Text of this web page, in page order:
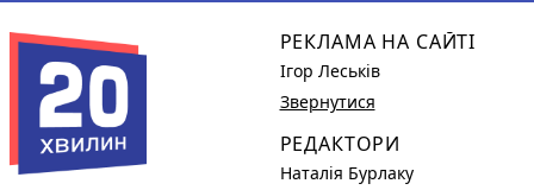
РЕКЛАМА НА САЙТІ
Ігор Леськів
Звернутися
РЕДАКТОРИ
Наталія Бурлаку